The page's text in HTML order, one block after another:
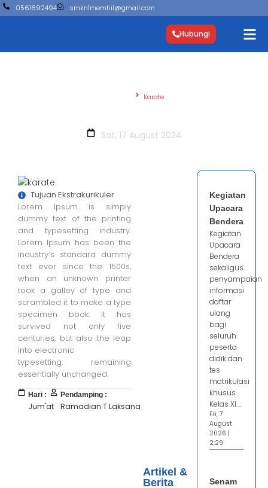
0561692494 smkn1memhil@gmail.com
Hubungi
Karate
Sat, 17 August 2024
Tujuan Ekstrakurikuler
Lorem Ipsum is simply
dummy text of the printing
and typesetting industry.
Lorem Ipsum has been the
industry’s standard dummy
text ever since the 1500s,
when an unknown printer
took a galley of type and
scrambled it to make a type
specimen book. It has
survived not only five
centuries, but also the leap
into electronic
typesetting, remaining
essentially unchanged.
Hari :
Jum'at
Pendamping :
Ramadian T Laksana
Artikel &
Berita
Kegiatan
Upacara
Bendera
Kegiatan
Upacara
Bendera
sekaligus
penyampaian
informasi
daftar
ulang
bagi
seluruh
peserta
didik dan
tes
matrikulasi
khusus
Kelas XI....
Fri, 7
August
2026 |
2:29
Senam